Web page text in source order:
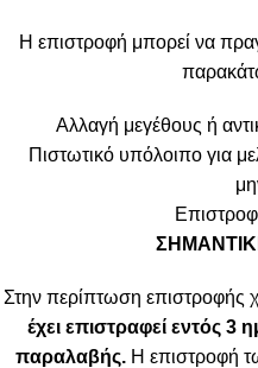
Η επιστροφή μπορεί να
Αλλαγή μεγέθους ή
Πιστωτικό υπόλοιπο για
Στην περίπτωση επιστροφής
έχει επιστραφεί εντός
παραλαβής. Η επιστροφή